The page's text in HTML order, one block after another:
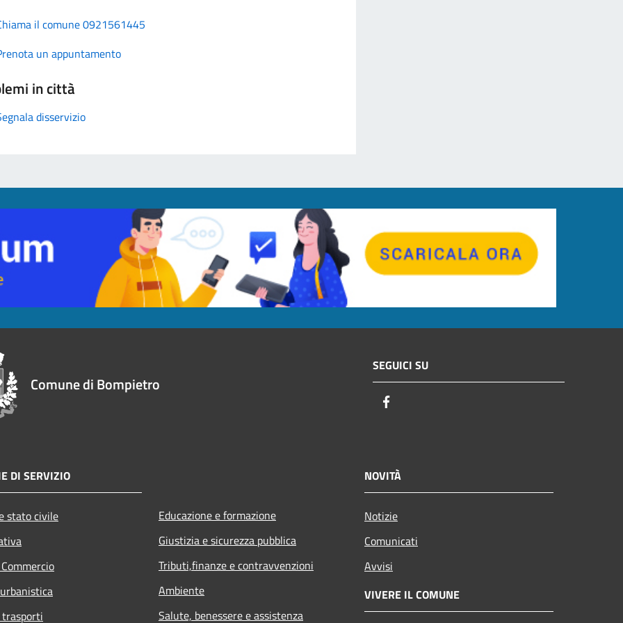
il comune 0921561445
un appuntamento
in città
disservizio
Comune di Bompietro
SEGUICI SU
DI SERVIZIO
stato civile
Educazione e formazione
Giustizia e sicurezza pubblica
Tributi,finanze e contravvenzioni
Ambiente
Salute, benessere e assistenza
NOVITÀ
Notizie
Comunicati
Avvisi
VIVERE IL COMUNE